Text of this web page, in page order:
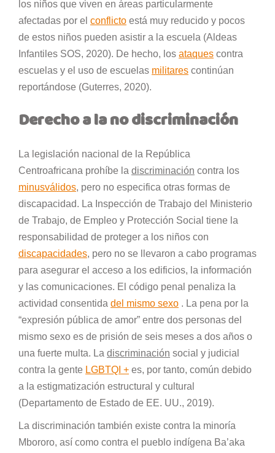
los niños que viven en áreas particularmente
afectadas por el conflicto está muy reducido y pocos
de estos niños pueden asistir a la escuela (Aldeas
Infantiles SOS, 2020). De hecho, los ataques contra
escuelas y el uso de escuelas militares continúan
reportándose (Guterres, 2020).
Derecho a la no discriminación
La legislación nacional de la República
Centroafricana prohíbe la discriminación contra los
minusválidos, pero no especifica otras formas de
discapacidad. La Inspección de Trabajo del Ministerio
de Trabajo, de Empleo y Protección Social tiene la
responsabilidad de proteger a los niños con
discapacidades, pero no se llevaron a cabo programas
para asegurar el acceso a los edificios, la información
y las comunicaciones. El código penal penaliza la
actividad consentida del mismo sexo . La pena por la
“expresión pública de amor” entre dos personas del
mismo sexo es de prisión de seis meses a dos años o
una fuerte multa. La discriminación social y judicial
contra la gente LGBTQI + es, por tanto, común debido
a la estigmatización estructural y cultural
(Departamento de Estado de EE. UU., 2019).
La discriminación también existe contra la minoría
Mbororo, así como contra el pueblo indígena Ba’aka